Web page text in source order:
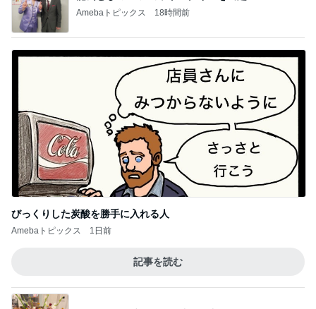
Amebaトピックス 18時間前
びっくりした炭酸を勝手に入れる人
Amebaトピックス 1日前
記事を読む